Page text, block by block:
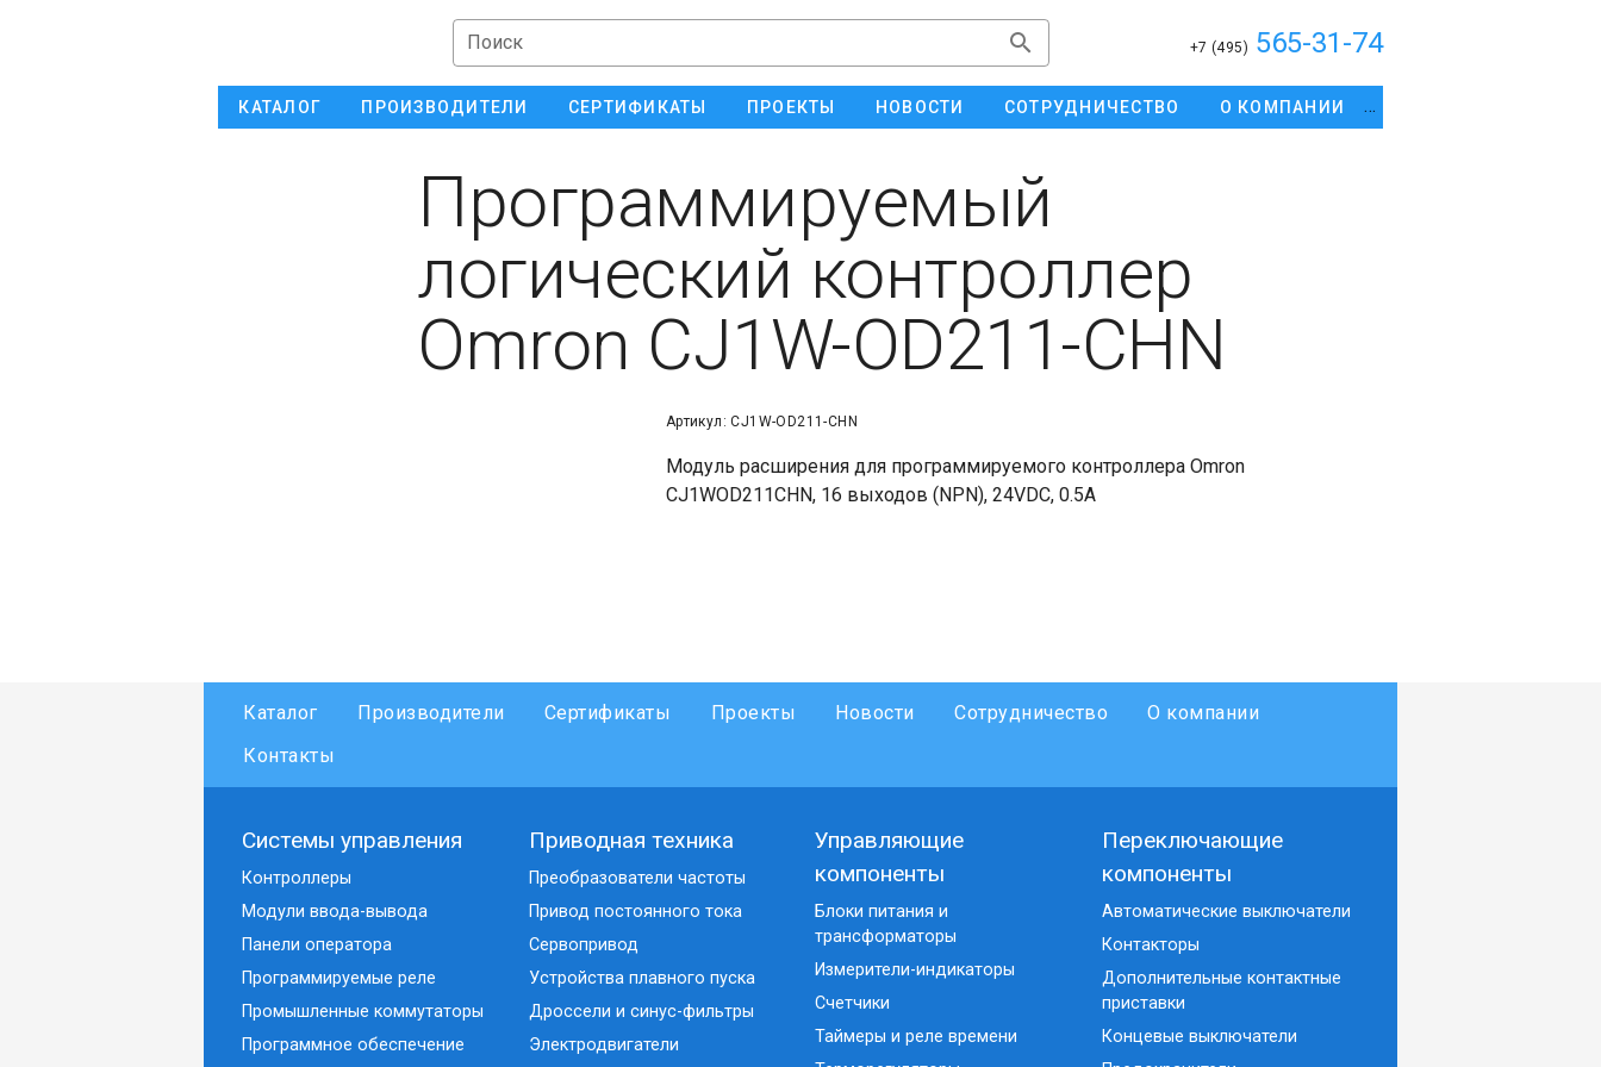
Поиск +7 (495) 565-31-74
КАТАЛОГ ПРОИЗВОДИТЕЛИ СЕРТИФИКАТЫ ПРОЕКТЫ НОВОСТИ СОТРУДНИЧЕСТВО О КОМПАНИИ
Программируемый
логический контроллер
Omron CJ1W-OD211-CHN
Артикул: CJ1W-OD211-CHN
Модуль расширения для программируемого контроллера Omron
CJ1WOD211CHN, 16 выходов (NPN), 24VDC, 0.5А
Каталог Производители Сертификаты Проекты Новости Сотрудничество
О компании
Контакты
Системы управления
Контроллеры
Модули ввода-вывода
Панели оператора
Программируемые реле
Промышленные коммутаторы
Программное обеспечение
Приводная техника
Преобразователи частоты
Привод постоянного тока
Сервопривод
Устройства плавного пуска
Дроссели и синус-фильтры
Электродвигатели
Управляющие
компоненты
Блоки питания и
трансформаторы
Измерители-индикаторы
Счетчики
Таймеры и реле времени
Переключающие
компоненты
Автоматические выключатели
Контакторы
Дополнительные контактные
приставки
Концевые выключатели